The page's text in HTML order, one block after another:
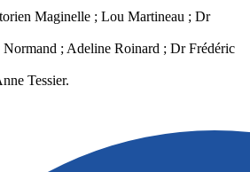
Maginelle ; Lou Martineau ; Dr
; Adeline Roinard ; Dr Frédéric
Tessier.